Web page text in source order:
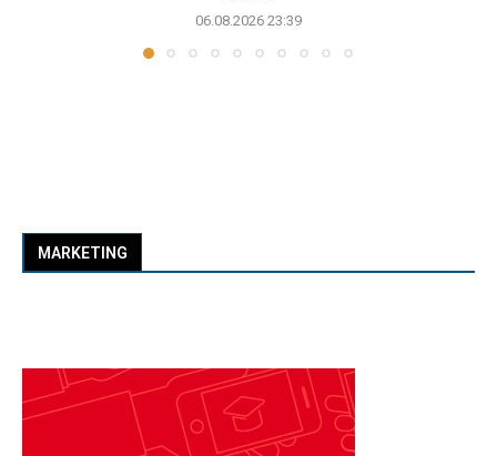
06.08.2026 23:39
MARKETING